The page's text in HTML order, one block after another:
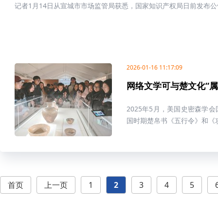
记者1月14日从宣城市市场监管局获悉，国家知识产权局日前发布
2026-01-16 11:17:09
网络文学可与楚文化“
2025年5月，美国史密森学
国时期楚帛书《五行令》和《
首页 上一页 1 2 3 4 5